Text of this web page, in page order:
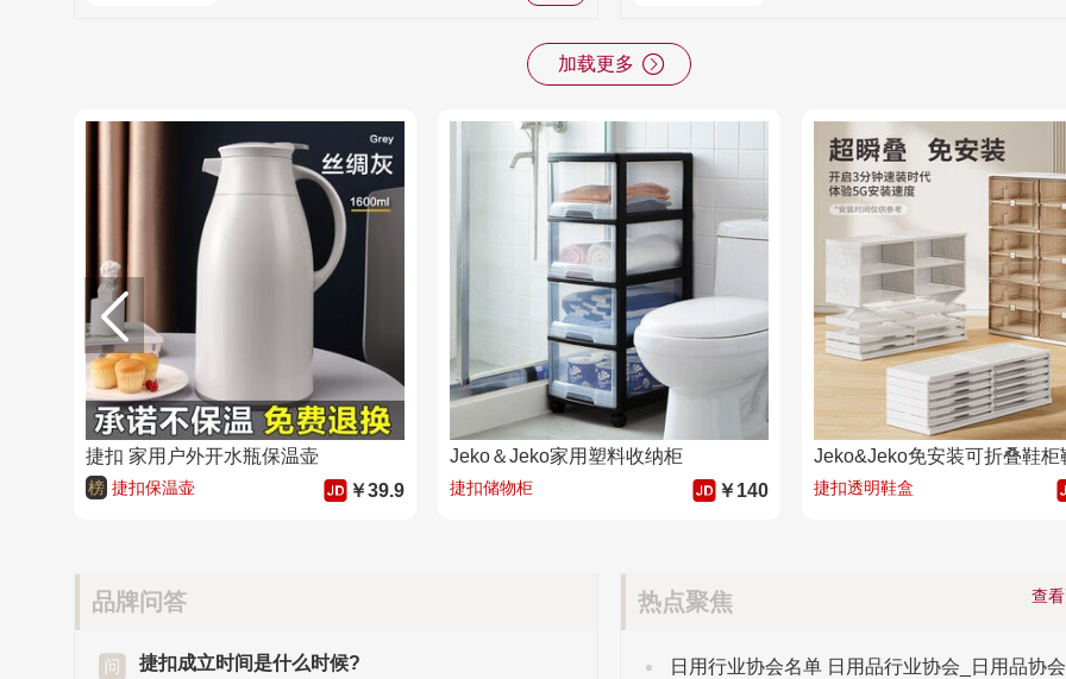
加载更多
捷扣 家用户外开水瓶保温壶
榜 捷扣保温壶 ￥39.9
Jeko＆Jeko家用塑料收纳柜
捷扣储物柜 ￥140 捷扣透明鞋盒
品牌问答
捷扣成立时间是什么时候?
查
热点聚焦
日用行业协会名单 日用品行业协会_日用品协